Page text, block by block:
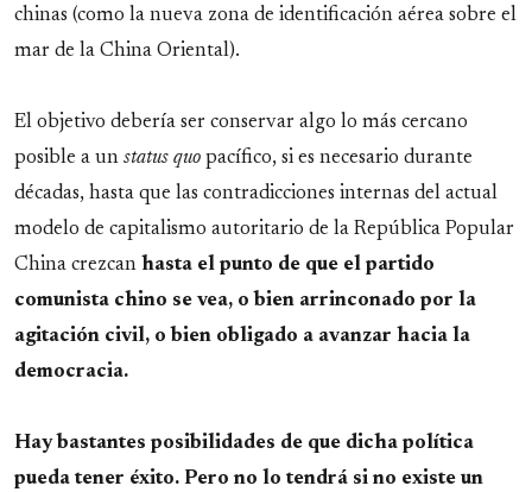
chinas (como la nueva zona de identificación aérea sobre el
mar de la China Oriental).
El objetivo debería ser conservar algo lo más cercano
posible a un status quo pacífico, si es necesario durante
décadas, hasta que las contradicciones internas del actual
modelo de capitalismo autoritario de la República Popular
China crezcan hasta el punto de que el partido
comunista chino se vea, o bien arrinconado por la
agitación civil, o bien obligado a avanzar hacia la
democracia.
Hay bastantes posibilidades de que dicha política
pueda tener éxito. Pero no lo tendrá si no existe un